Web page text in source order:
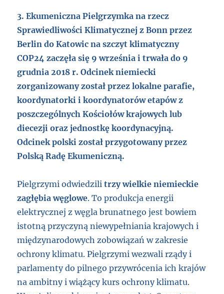
3. Ekumeniczna Pielgrzymka na rzecz
Sprawiedliwości Klimatycznej z Bonn przez
Berlin do Katowic na szczyt klimatyczny
COP24 zaczęła się 9 września i trwała do 9
grudnia 2018 r. Odcinek niemiecki
zorganizowany został przez lokalne parafie,
koordynatorki i koordynatorów etapów z
poszczególnych Kościołów krajowych lub
diecezji oraz jednostkę koordynacyjną.
Odcinek polski został przygotowany przez
Polską Radę Ekumeniczną.
Pielgrzymi odwiedzilitrzy wielkie niemieckie
zagłębia węglowe. To produkcja energii
elektrycznej z węgla brunatnego jest bowiem
istotną przyczyną niewypełniania krajowych i
międzynarodowych zobowiązań w zakresie
ochrony klimatu. Pielgrzymi wezwali rządy i
parlamenty do pilnego przywrócenia ich krajów
na ambitny i wiążący kurs ochrony klimatu.